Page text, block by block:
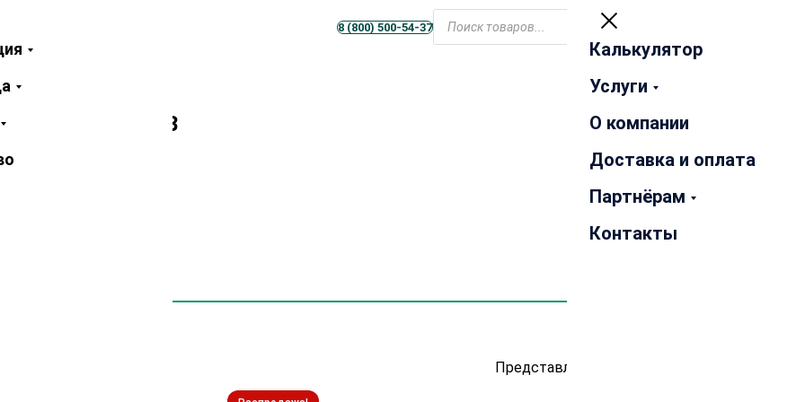
Телеграм
MAX8 (800) 500-54-37
Поиск
товаров
Закрыть
Калькулятор
Услуги
О компании
Доставка и оплата
Партнёрам
Контакты
ели сорт АВ
Представлено 12 товаров